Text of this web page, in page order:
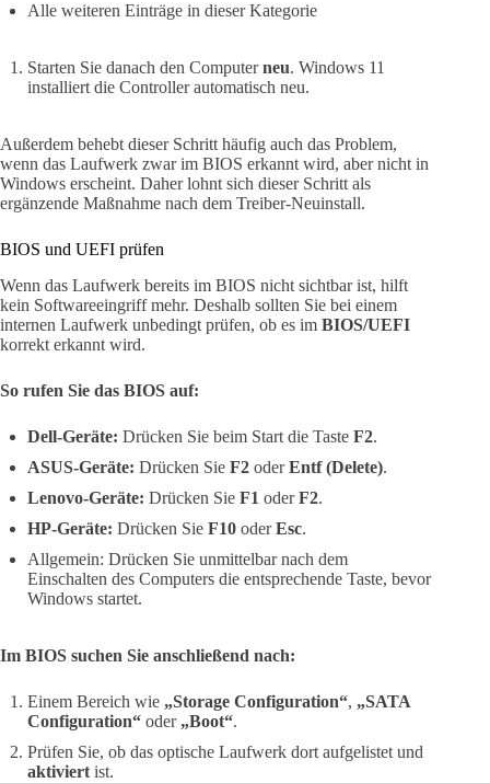
Alle weiteren Einträge in dieser Kategorie
Starten Sie danach den Computerneu. Windows 11
installiert die Controller automatisch neu.
Außerdem behebt dieser Schritt häufig auch das Problem,
wenn das Laufwerk zwar im BIOS erkannt wird, aber nicht in
Windows erscheint. Daher lohnt sich dieser Schritt als
ergänzende Maßnahme nach dem Treiber-Neuinstall.
BIOS und UEFI prüfen
Wenn das Laufwerk bereits im BIOS nicht sichtbar ist, hilft
kein Softwareeingriff mehr. Deshalb sollten Sie bei einem
internen Laufwerk unbedingt prüfen, ob es im BIOS/UEFI
korrekt erkannt wird.
So rufen Sie das BIOS auf:
Dell-Geräte: Drücken Sie beim Start die Taste F2.
ASUS-Geräte: Drücken Sie F2 oderEntf (Delete).
Lenovo-Geräte: Drücken Sie F1 oderF2.
HP-Geräte: Drücken Sie F10 oderEsc.
Allgemein: Drücken Sie unmittelbar nach dem
Einschalten des Computers die entsprechende Taste, bevor
Windows startet.
Im BIOS suchen Sie anschließend nach:
Einem Bereich wie „Storage Configuration“, „SATA
Configuration“ oder „Boot“.
Prüfen Sie, ob das optische Laufwerk dort aufgelistet und
aktiviert ist.